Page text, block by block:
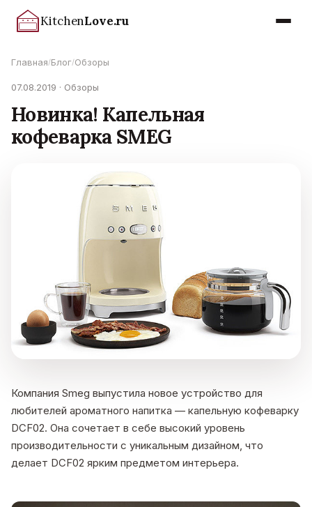
KitchenLove.ru
Главная/Блог/Обзоры
07.08.2019 · Обзоры
Новинка! Капельная
кофеварка SMEG
Компания Smeg выпустила новое устройство для
любителей ароматного напитка — капельную кофеварку
DCF02. Она сочетает в себе высокий уровень
производительности с уникальным дизайном, что
делает DCF02 ярким предметом интерьера.